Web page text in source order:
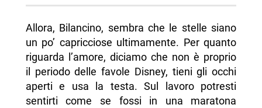
Allora, Bilancino, sembra che le stelle siano
un po’ capricciose ultimamente. Per quanto
riguarda l’amore, diciamo che non è proprio
il periodo delle favole Disney, tieni gli occhi
aperti e usa la testa. Sul lavoro potresti
sentirti come se fossi in una maratona